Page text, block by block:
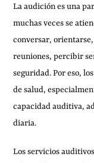
La audición es una
muchas veces se
conversar,
reuniones, percibir
seguridad. Por eso,
de salud,
capacidad auditiva,
diaria.
Los servicios